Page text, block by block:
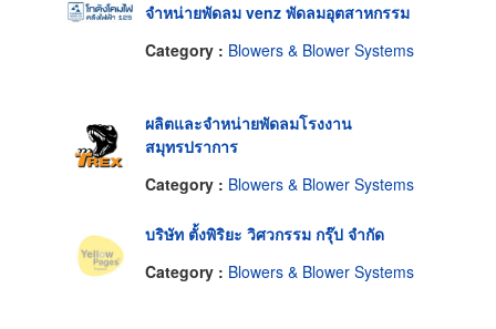
จำหน่ายพัดลม venz พัดลมอุตสาหกรรม
Category : Blowers & Blower Systems
ผลิตและจำหน่ายพัดลมโรงงาน
สมุทรปราการ
Category : Blowers & Blower Systems
บริษัท ตั้งพิริยะ วิศวกรรม กรุ๊ป จำกัด
Category : Blowers & Blower Systems